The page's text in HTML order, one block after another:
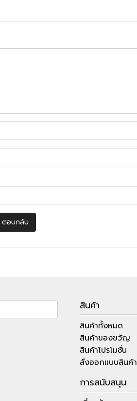
อบกลับ
สินค้า
สินค้าทั้งหมด
สินค้าของขวัญ
สินค้าโปรโมชั่น
สั่งออกแบบสินค้า
การสนับสนุน